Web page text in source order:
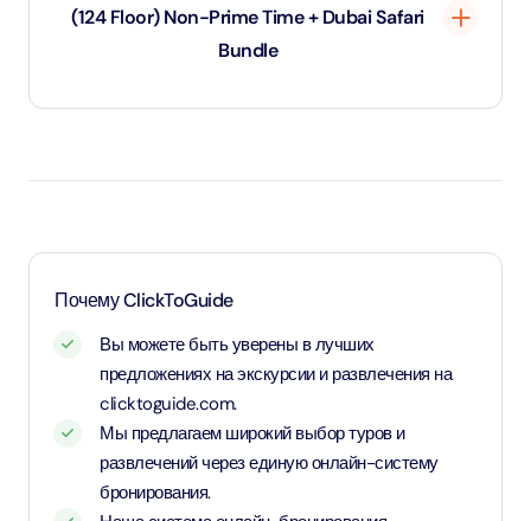
(124 Floor) Non-Prime Time + Dubai Safari
Bundle
бесплатный.
тариф для взрослых
Почему ClickToGuide
Вы можете быть уверены в лучших
предложениях на экскурсии и развлечения на
clicktoguide.com.
Мы предлагаем широкий выбор туров и
развлечений через единую онлайн-систему
бронирования.